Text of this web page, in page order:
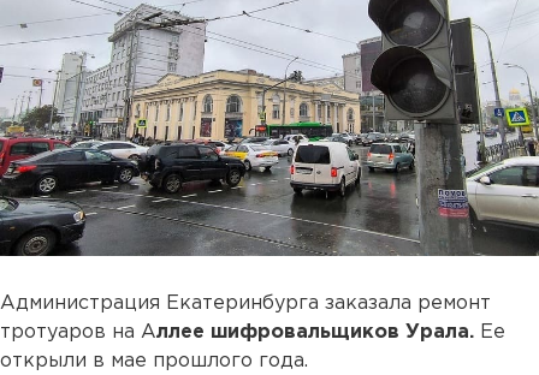
Администрация Екатеринбурга заказала ремонт
тротуаров на Аллее шифровальщиков Урала. Ее
открыли в мае прошлого года.